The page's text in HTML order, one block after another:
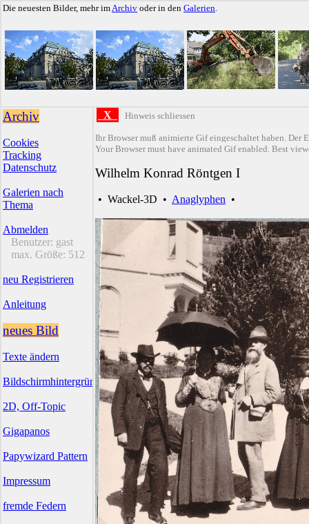
Die neuesten Bilder, mehr imArchiv oder in den Galerien.
Archiv
Cookies
Tracking
Datenschutz
Galerien nach
Thema
Abmelden
Benutzer: gast
max. Größe: 512
neu Registrieren
Anleitung
neues Bild
Texte ändern
Bildschirmhintergründe
2D, Off-Topic
Gigapanos
Papywizard Pattern
Impressum
fremde Federn
X Hinweis schliessen
Ihr Browser muß animierte Gif eingeschaltet haben. Der
Your Browser must have animated Gif enabled. Best
Wilhelm Konrad Röntgen I
• Wackel-3D • Anaglyphen •